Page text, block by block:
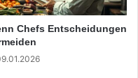
Chefs Entscheidungen